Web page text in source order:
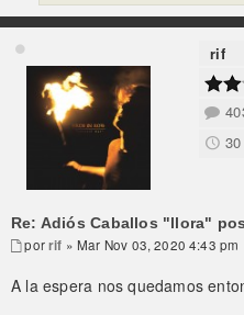
rif
Re: Adiós Caballos "llora"
porrif » Mar Nov 03, 2020 4:43 pm
A la espera nos quedamos